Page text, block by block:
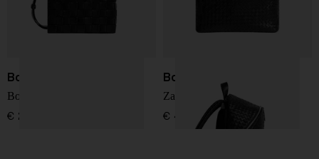
Bottega Veneta
Borsa a tracolla Orto
€ 2.500,00
Bottega Veneta
Zaino in pelle intrecciata
€ 4.200,00